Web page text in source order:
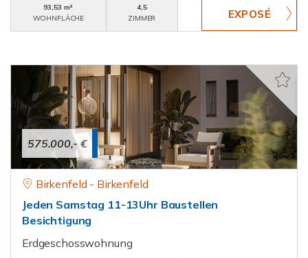
93,53 m²
WOHNFLÄCHE
4,5
ZIMMER
575.000,- €
Birkenfeld - Birkenfeld
Jeden Samstag 11-13Uhr Baustellen
Besichtigung
Erdgeschosswohnung